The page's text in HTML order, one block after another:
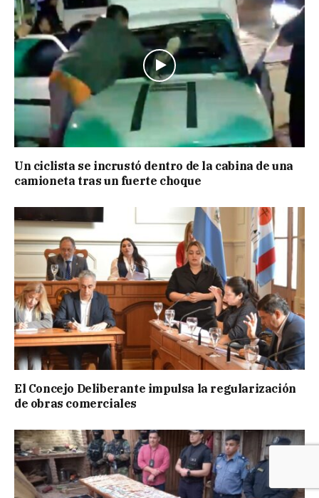
Un ciclista se incrustó dentro de la cabina de una
camioneta tras un fuerte choque
El Concejo Deliberante impulsa la regularización
de obras comerciales